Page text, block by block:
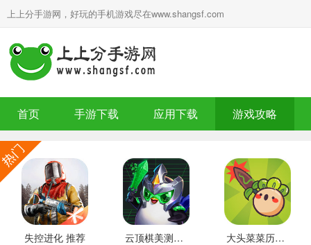
上上分手游网，好玩的手机游戏尽在www.shangsf.com
首页 手游下载 应用下载 游戏攻略
失控进化 推荐 云顶棋美测服 最新版 大头菜菜历险记 好玩的